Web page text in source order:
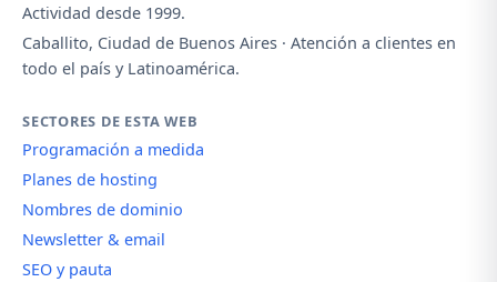
Actividad desde 1999.
Caballito, Ciudad de Buenos Aires · Atención a clientes en
todo el país y Latinoamérica.
SECTORES DE ESTA WEB
Programación a medida
Planes de hosting
Nombres de dominio
Newsletter & email
SEO y pauta